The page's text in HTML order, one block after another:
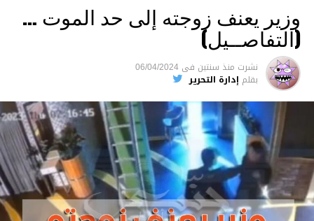
وزير يعنف زوجته إلى حد الموت …
(التفاصــيل)
نشرت منذ سنتين فى 06/04/2024
بقلم إدارة التحرير